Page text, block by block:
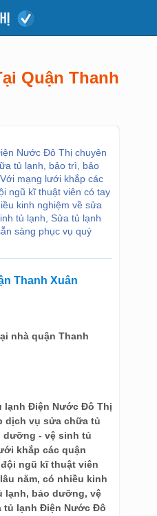
Quận Thanh
Nước Đô Thị chuyên
tủ lạnh, bảo trì, bảo
mạng lưới khắp các
ngũ kĩ thuật viên có tay
kinh nghiệm về sửa
tủ lạnh, Sửa tủ lạnh
sàng phục vụ quý
Thanh Xuân
nhà quận Thanh
lạnh Điện Nước Đô Thị
dịch vụ sửa chữa tủ
dưỡng - vệ sinh tủ
khắp các quận
ngũ kĩ thuật viên
năm, có nhiều kinh
lạnh, bảo dưỡng, vệ
tủ lạnh Điện Nước Đô